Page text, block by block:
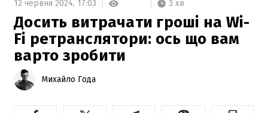
12 червня 2024, 17:03 3 хв
Досить витрачати гроші на Wi-
Fi ретранслятори: ось що вам
варто зробити
Михайло Года